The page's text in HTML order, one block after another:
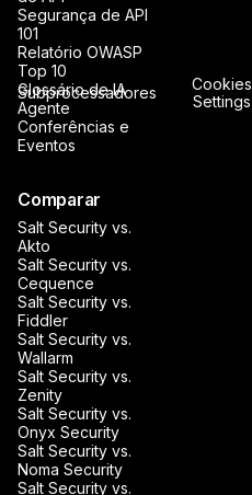
Segurança de API
101
Relatório OWASP
Top 10
Glossário de IA
Agente
Conferências e
Eventos
Comparar
Salt Security vs.
Akto
Salt Security vs.
Cequence
Salt Security vs.
Fiddler
Salt Security vs.
Wallarm
Salt Security vs.
Zenity
Salt Security vs.
Onyx Security
Salt Security vs.
Noma Security
Salt Security vs.
Subprocessadores
Cookies
Settings